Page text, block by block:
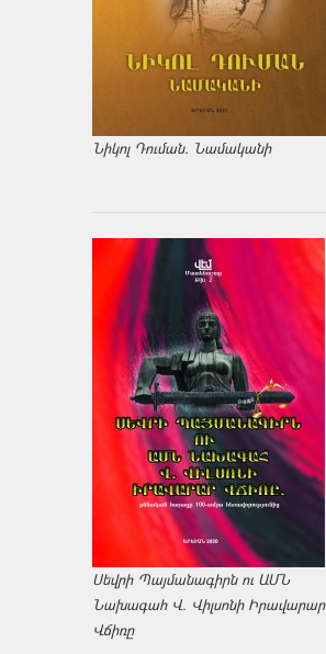
Նիկոլ Դուման. Նամականի
Սեվրի Պայմանագիրն ու ԱՄՆ
Նախագահ Վ. Վիլսոնի Իրավարար
Վճիռը